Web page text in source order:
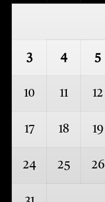
3 4 5
10 11 12
17 18 19
24 25 26